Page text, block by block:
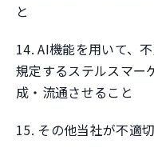
と
14. AI機能を用いて、
規定するステルスマー
成・流通させること
15. その他当社が不適